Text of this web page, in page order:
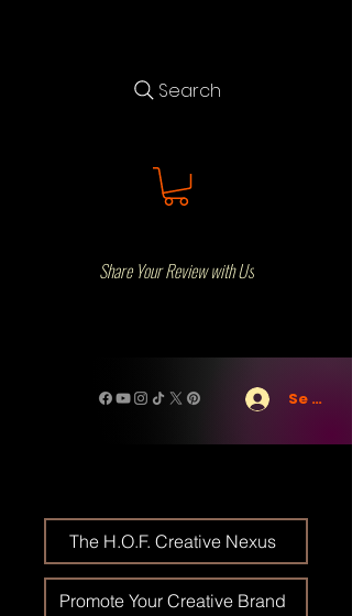
Search
Share Your Review with Us
Se
The H.O.F. Creative Nexus
Promote Your Creative Brand